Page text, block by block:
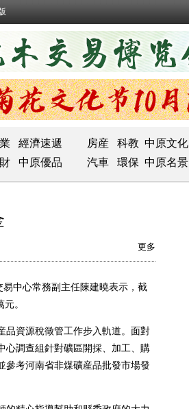
經濟速遞 房産 科教 中原文化
中原優品 汽車 環保 中原名景
更多
中心常務副主任陳建曉表示，截
。
資源稅徵管工作步入軌道。面對
心調查組針對礦區開採、加工、購
參考河南省非煤礦産品批發市場發